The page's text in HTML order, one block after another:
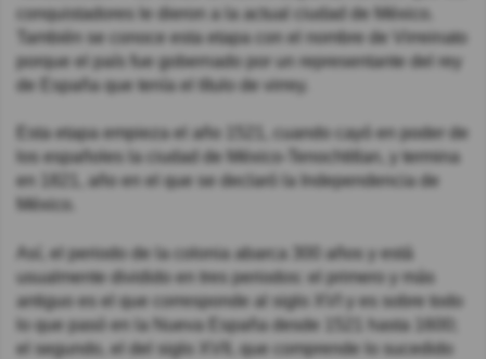
conquistadores le dieron a la actual ciudad de México.
También se conoce esta etapa con el nombre de Virreinato
porque el país fue gobernado por un representante del rey
de España que tenía el título de virrey.
Esta etapa empieza el año 1521, cuando cayó en poder de
los españoles la ciudad de México-Tenochtitlan, y termina
en 1821, año en el que se declaró la Independencia de
México.
Así, el periodo de la colonia abarca 300 años y está
usualmente dividido en tres periodos: el primero y más
antiguo es el que corresponde al siglo XVI y es sobre todo
lo que pasó en la Nueva España desde 1521 hasta 1600;
el segundo, el del siglo XVII, que comprende lo sucedido